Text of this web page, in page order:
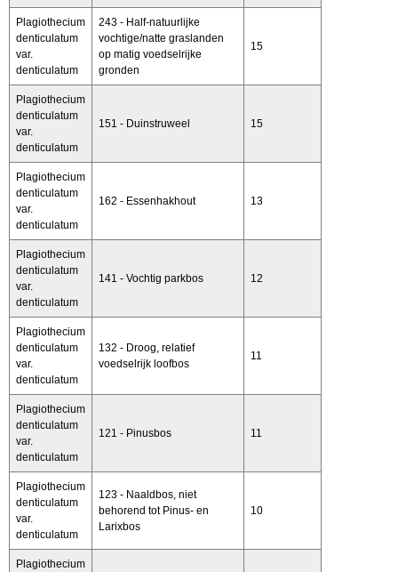
Plagiothecium
denticulatum
var.
denticulatum
243 - Half-natuurlijke
vochtige/natte graslanden
op matig voedselrijke
gronden
15
Plagiothecium
denticulatum
var.
denticulatum
151 - Duinstruweel 15
Plagiothecium
denticulatum
var.
denticulatum
162 - Essenhakhout 13
Plagiothecium
denticulatum
var.
denticulatum
141 - Vochtig parkbos 12
Plagiothecium
denticulatum
var.
denticulatum
132 - Droog, relatief
voedselrijk loofbos
11
Plagiothecium
denticulatum
var.
denticulatum
121 - Pinusbos 11
Plagiothecium
denticulatum
var.
denticulatum
123 - Naaldbos, niet
behorend tot Pinus- en
Larixbos
10
Plagiothecium